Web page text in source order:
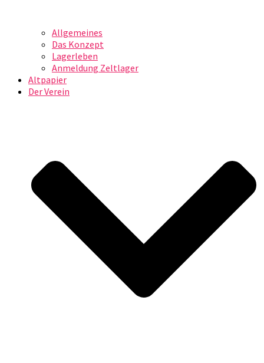
Allgemeines
Das Konzept
Lagerleben
Anmeldung Zeltlager
Altpapier
Der Verein